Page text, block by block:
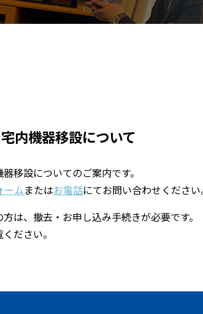
内機器移設について
移設についてのご案内です。
ームまたはお電話にてお問い合わせください
は、撤去・お申し込み手続きが必要です。
ださい。